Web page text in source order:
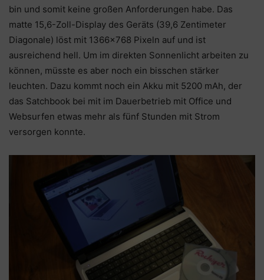
bin und somit keine großen Anforderungen habe. Das
matte 15,6-Zoll-Display des Geräts (39,6 Zentimeter
Diagonale) löst mit 1366×768 Pixeln auf und ist
ausreichend hell. Um im direkten Sonnenlicht arbeiten zu
können, müsste es aber noch ein bisschen stärker
leuchten. Dazu kommt noch ein Akku mit 5200 mAh, der
das Satchbook bei mit im Dauerbetrieb mit Office und
Websurfen etwas mehr als fünf Stunden mit Strom
versorgen konnte.